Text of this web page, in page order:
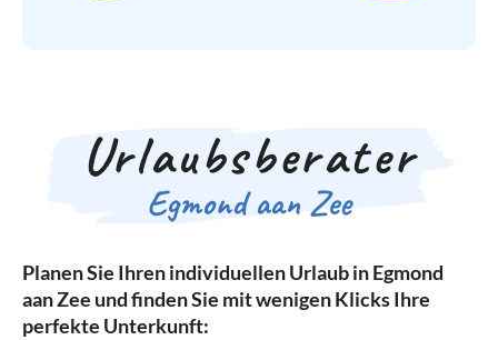
Urlaubsberater
Egmond aan Zee
Planen Sie Ihren individuellen Urlaub in Egmond
aan Zee und finden Sie mit wenigen Klicks Ihre
perfekte Unterkunft: